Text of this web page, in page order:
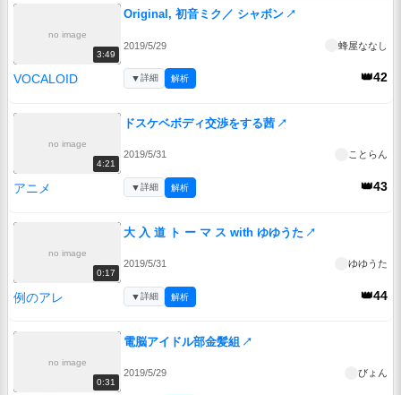
no image
3:49
Original, 初音ミク／ シャボン ↗
2019/5/29 蜂屋ななし
VOCALOID 👑42
▼詳細 解析
no image
4:21
ドスケベボディ交渉をする茜 ↗
2019/5/31 ことらん
アニメ 👑43
▼詳細 解析
no image
0:17
大 入 道 ト ー マ ス with ゆゆうた ↗
2019/5/31 ゆゆうた
例のアレ 👑44
▼詳細 解析
no image
0:31
電脳アイドル部金髪組 ↗
2019/5/29 びょん